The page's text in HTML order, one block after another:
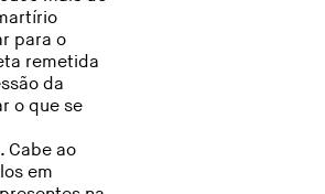
para o
remetida
da
o que se
Cabe ao
em